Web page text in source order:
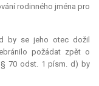
rodinného jména pro
by se jeho otec dožil
požádat zpět o
70 odst. 1 písm. d) by